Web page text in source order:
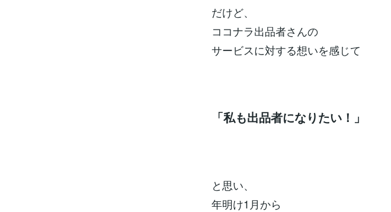
だけど、
ココナラ出品者さんの
サービスに対する想いを感じて
「私も出品者になりたい！」
と思い、
年明け1月から